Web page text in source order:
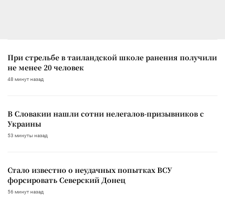
При стрельбе в таиландской школе ранения получили
не менее 20 человек
48 минут назад
В Словакии нашли сотни нелегалов-призывников с
Украины
53 минуты назад
Стало известно о неудачных попытках ВСУ
форсировать Северский Донец
56 минут назад